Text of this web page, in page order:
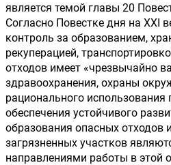
является темой главы 20
Согласно Повестке дня на XXI
контроль за образованием,
рекуперацией,
отходов имеет «чрезвычайно
здравоохранения, охраны
рационального использования
обеспечения устойчивого
образования опасных отходов
загрязненных участков
направлениями работы в этой